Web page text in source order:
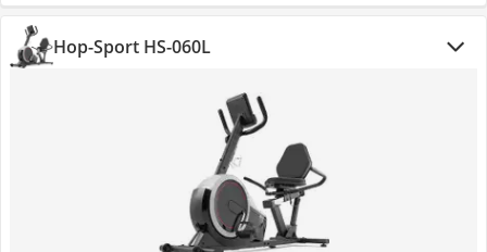
Hop-Sport HS-060L